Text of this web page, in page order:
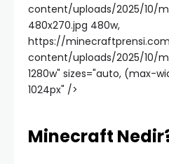
content/uploads/2025/10/
480x270.jpg 480w,
https://
content/uploads/2025/10/
1280w" sizes="auto, (max-
1024px" />
Minecraft